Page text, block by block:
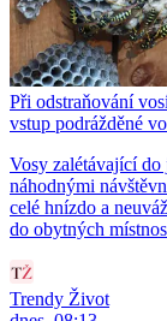
Při odstraňování
vstup podrážděné
Vosy zalétávající do
náhodnými
celé hnízdo a
do obytných
Trendy Život